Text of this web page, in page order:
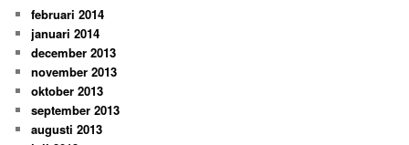
februari 2014
januari 2014
december 2013
november 2013
oktober 2013
september 2013
augusti 2013